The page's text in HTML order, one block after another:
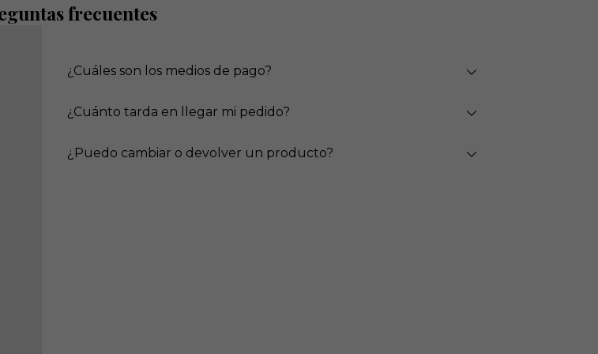
frecuentes
¿Cuáles son los medios de pago?
¿Cuánto tarda en llegar mi pedido?
¿Puedo cambiar o devolver un producto?